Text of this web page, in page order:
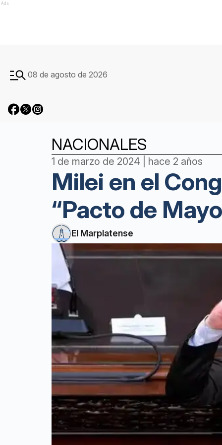
Ads
08 de agosto de 2026
NACIONALES
1 de marzo de 2024 | hace 2 años
Milei en el
“Pacto de
El Marplatense